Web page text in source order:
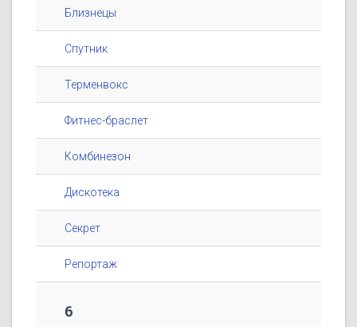
Близнецы
Спутник
Терменвокс
Фитнес-браслет
Комбинезон
Дискотека
Секрет
Репортаж
6